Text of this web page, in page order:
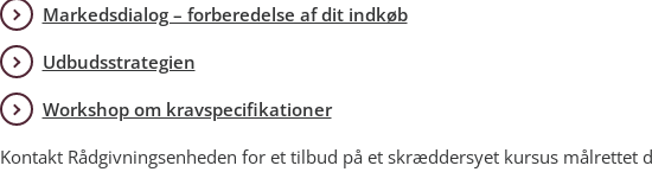
Markedsdialog – forberedelse af dit indkøb
Udbudsstrategien
Workshop om kravspecifikationer
Kontakt Rådgivningsenheden for et tilbud på et skræddersyet kursus målrettet